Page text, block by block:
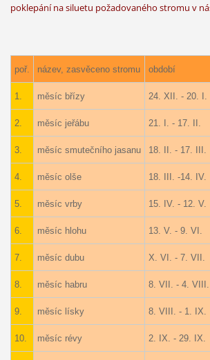
poklepání na siluetu požadovaného stromu v
poř. název, zasvěceno stromu období
1. měsíc břízy 24. XII. - 20. I.
2. měsíc jeřábu 21. I. - 17. II.
3. měsíc smutečního jasanu 18. II. - 17. III.
4. měsíc olše 18. III. -14. IV.
5. měsíc vrby 15. IV. - 12. V.
6. měsíc hlohu 13. V. - 9. VI.
7. měsíc dubu X. VI. - 7. VII.
8. měsíc habru 8. VII. - 4. VIII.
9. měsíc lísky 8. VIII. - 1. IX.
10. měsíc révy 2. IX. - 29. IX.